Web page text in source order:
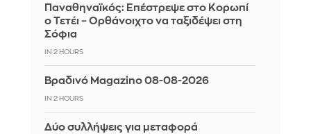
Παναθηναϊκός: Επέστρεψε στο Κορωπί
ο Τετέι – Ορθάνοιχτο να ταξιδέψει στη
Σόφια
IN 2 HOURS
Βραδινό Magazino 08-08-2026
IN 2 HOURS
Δύο συλλήψεις για μεταφορά